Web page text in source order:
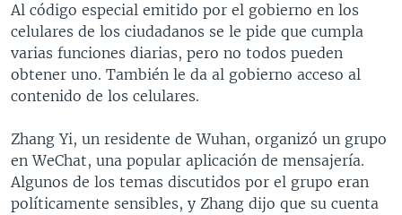
Al código especial emitido por el gobierno en los
celulares de los ciudadanos se le pide que cumpla
varias funciones diarias, pero no todos pueden
obtener uno. También le da al gobierno acceso al
contenido de los celulares.
Zhang Yi, un residente de Wuhan, organizó un grupo
en WeChat, una popular aplicación de mensajería.
Algunos de los temas discutidos por el grupo eran
políticamente sensibles, y Zhang dijo que su cuenta